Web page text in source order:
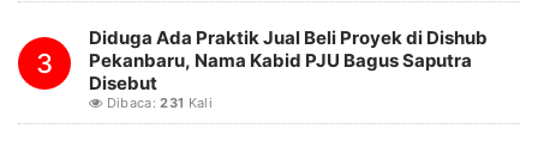
3
Diduga Ada Praktik Jual Beli Proyek di Dishub
Pekanbaru, Nama Kabid PJU Bagus Saputra
Disebut
Dibaca:231 Kali